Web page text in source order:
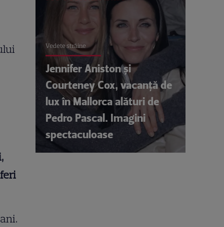
Vedete străine
Jennifer Aniston și
Courteney Cox, vacanță de
lux în Mallorca alături de
Pedro Pascal. Imagini
spectaculoase